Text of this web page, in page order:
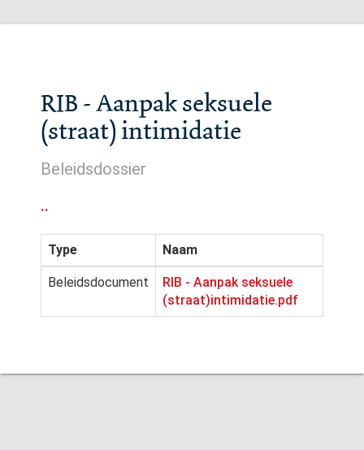
RIB - Aanpak seksuele
(straat) intimidatie
Beleidsdossier
..
Type Naam
Beleidsdocument
RIB - Aanpak seksuele
(straat)intimidatie.pdf